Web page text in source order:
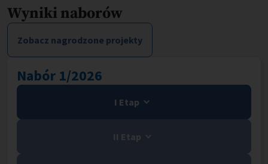
Wyniki naborów
Zobacz nagrodzone projekty
Nabór 1/2026
I Etap
II Etap